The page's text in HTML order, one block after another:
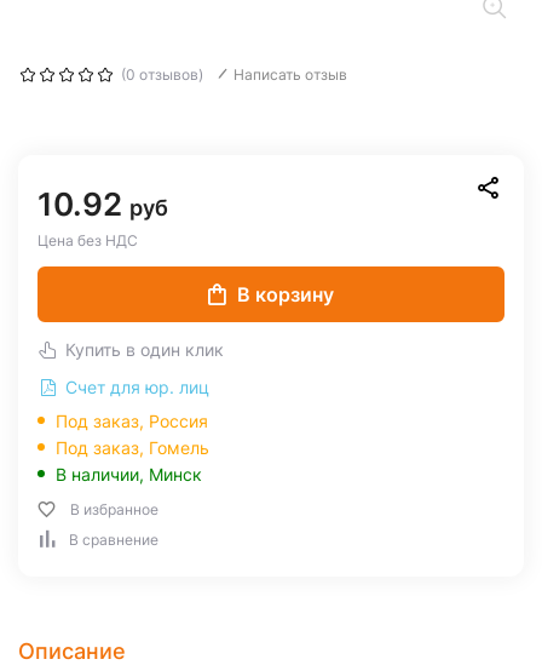
(0 отзывов) Написать отзыв
10.92 руб
Цена без НДС
В корзину
Купить в один клик
Счет для юр. лиц
Под заказ, Россия
Под заказ, Гомель
В наличии, Минск
В избранное
В сравнение
Описание